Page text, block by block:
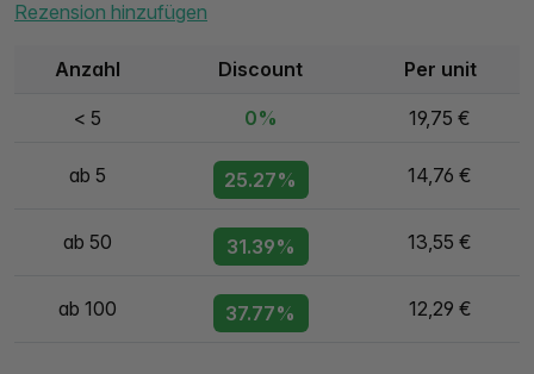
Rezension hinzufügen
Anzahl Discount Per unit
< 5 0% 19,75 €
ab 5 25.27% 14,76 €
ab 50 31.39% 13,55 €
ab 100 37.77% 12,29 €